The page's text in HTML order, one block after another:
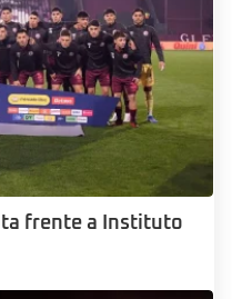
frente a Instituto